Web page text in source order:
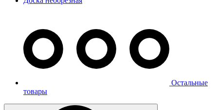
Остальные
товары